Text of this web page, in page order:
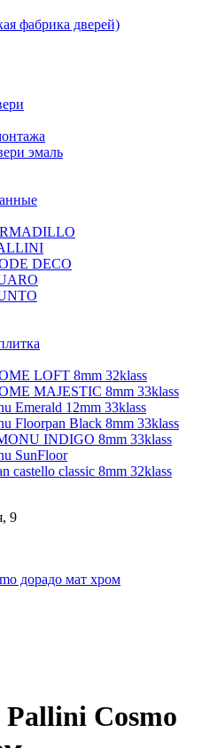
фабрика дверей)
эмаль
DECO
LOFT 8mm 32klass
MAJESTIC 8mm 33klass
Emerald 12mm 33klass
Floorpan Black 8mm 33klass
INDIGO 8mm 33klass
SunFloor
castello classic 8mm 32klass
9
дорадо мат хром
Cosmo